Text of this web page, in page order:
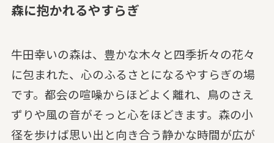
森に抱かれるやすらぎ
牛田幸いの森は、豊かな木々と四季折々の花々
に包まれた、心のふるさとになるやすらぎの場
です。都会の喧噪からほどよく離れ、鳥のさえ
ずりや風の音がそっと心をほどきます。森の小
径を歩けば思い出と向き合う静かな時間が広が